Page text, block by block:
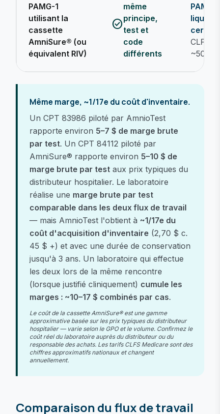
PAMG-1
utilisant la
cassette
AmniSure® (ou
équivalent RIV)
check_circle
même
principe,
test et
code
différents
PAMG-
liquide
CLFS
Même marge, ~1/17e du coût d'inventaire.
Un CPT 83986 piloté par AmnioTest
rapporte environ 5–7 $ de marge brute
par test. Un CPT 84112 piloté par
AmniSure® rapporte environ 5–10 $ de
marge brute par test aux prix typiques du
distributeur hospitalier. Le laboratoire
réalise une marge brute par test
comparable dans les deux flux de travail
— mais AmnioTest l'obtient à ~1/17e du
coût d'acquisition d'inventaire (2,70 $ c.
45 $ +) et avec une durée de conservation
jusqu'à 3 ans. Un laboratoire qui effectue
les deux lors de la même rencontre
(lorsque justifié cliniquement) cumule les
marges : ~10–17 $ combinés par cas.
Le coût de la cassette AmniSure® est une gamme
approximative basée sur les prix typiques du distributeur
hospitalier — varie selon le GPO et le volume. Confirmez le
coût réel du laboratoire auprès du distributeur ou du
responsable des achats. Les tarifs CLFS Medicare sont des
chiffres approximatifs nationaux et changent
annuellement.
Comparaison du flux de travail